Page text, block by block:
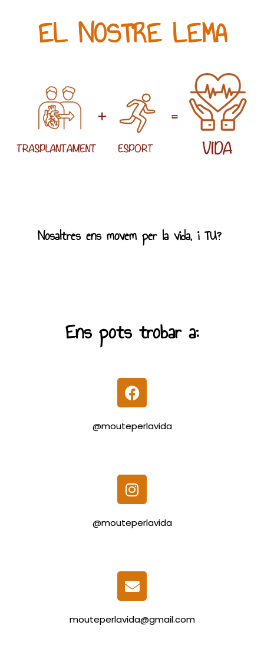
EL NOSTRE LEMA
Nosaltres ens movem per la vida, i TU?
Ens pots trobar a:
@mouteperlavida
@mouteperlavida
mouteperlavida@gmail.com